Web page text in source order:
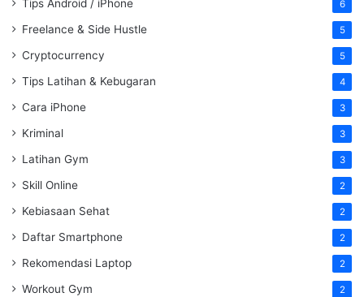
Tips Android / iPhone 6
Freelance & Side Hustle 5
Cryptocurrency 5
Tips Latihan & Kebugaran 4
Cara iPhone 3
Kriminal 3
Latihan Gym 3
Skill Online 2
Kebiasaan Sehat 2
Daftar Smartphone 2
Rekomendasi Laptop 2
Workout Gym 2